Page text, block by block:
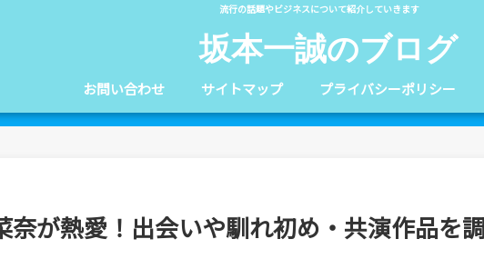
流行の話題やビジネスについて紹介していきます
坂本一誠のブログ
お問い合わせ サイトマップ プライバシーポリシー
奈が熱愛！出会いや馴れ初め・共演作品を調